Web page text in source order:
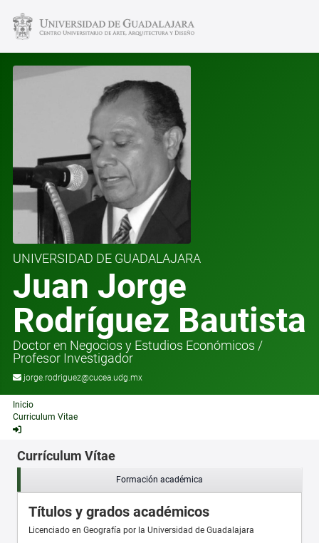
UNIVERSIDAD DE GUADALAJARA
Juan Jorge
Rodríguez Bautista
Doctor en Negocios y Estudios Económicos /
Profesor Investigador
jorge.rodriguez@cucea.udg.mx
Inicio
Curriculum Vitae
Currículum Vítae
Formación académica
Títulos y grados académicos
Licenciado en Geografía por la Universidad de Guadalajara